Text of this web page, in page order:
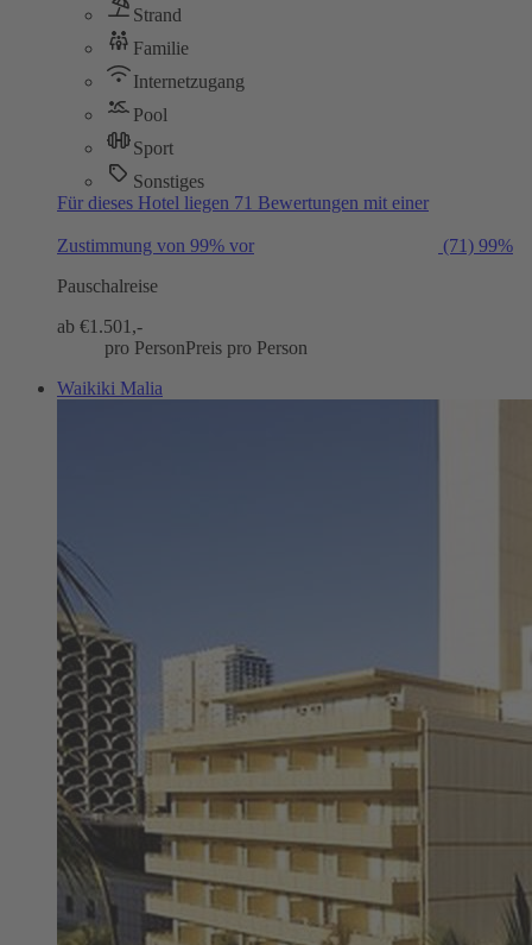
Strand
Familie
Internetzugang
Pool
Sport
Sonstiges
Für dieses Hotel liegen 71 Bewertungen mit einer
Zustimmung von 99% vor (71) 99%
Pauschalreise
ab €1.501,-
pro PersonPreis pro Person
Waikiki Malia